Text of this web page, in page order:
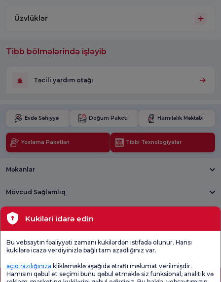
Üzvlüklər
Tibb bölmələrində işləyib
Təcili yardım otağı
Evdə Səhiyyə Doğum Paketi Hamiləlik Məktəbi
Yoxlama Paketləri Tibbi Texnologiyalar
Məkanlar
Mövcud Sağlamlıq
Tibbi bölmələr
Ümumi
Məmnuniyyət
Sorğusu
Məmnuniyyət
Sorğusunu
yoxlayın.
Promo
Kukiləri idarə edin
Bu vebsaytın fəaliyyəti zamanı kukilərdən istifadə olunur. Hansı
kukilərə icazə verdiyinizlə bağlı tam azadlığınız var.
açıq razılığınıza klikləməklə aşağıda ətraflı məlumat verilmişdir.
Hamısını qəbul et seçimi bunu qəbul etməklə siz funksional, analitik və